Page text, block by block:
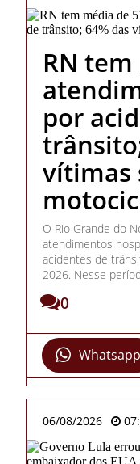
RN
por
vítimas
O Rio Grande do
atendimentos
acidentes de
2026. Nesse
0
Whatsapp
06/08/2026